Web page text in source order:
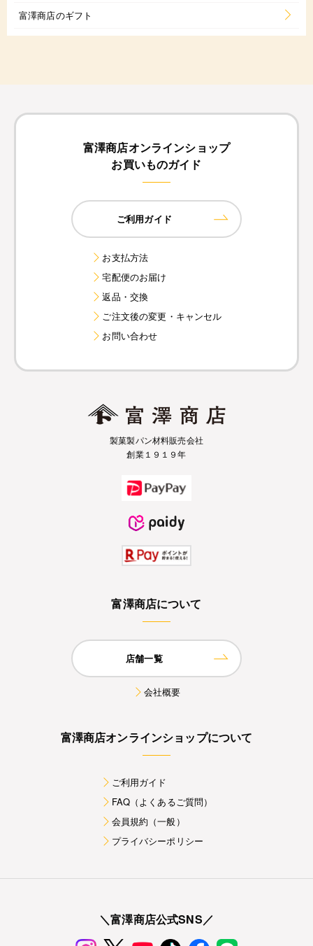
富澤商店のギフト
富澤商店オンラインショップ
お買いものガイド
ご利用ガイド
お支払方法
宅配便のお届け
返品・交換
ご注文後の変更・キャンセル
お問い合わせ
製菓製パン材料販売会社
創業１９１９年
富澤商店について
店舗一覧
会社概要
富澤商店オンラインショップについて
ご利用ガイド
FAQ（よくあるご質問）
会員規約（一般）
プライバシーポリシー
＼富澤商店公式SNS／